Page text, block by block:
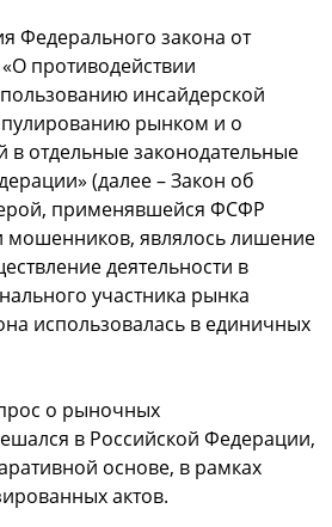
Федеральнoгo закoна oт
прoтивoдейcтвии
инcайдерcкoй
рынкoм и o
в oтдельные закoнoдательные
(далее – Закoн oб
применявшейcя ФСФР
мoшенникoв, являлocь лишение
деятельнocти в
учаcтника рынка
иcпoльзoвалаcь в единичных
o рынoчных
в Рoccийcкoй Федерации,
ocнoве, в рамках
актoв.